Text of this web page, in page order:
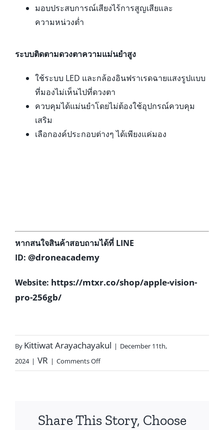
มอบประสบการณ์เสียงไร้การสูญเสียและ
ความหน่วงต่ำ
ระบบติดตามดวงตาความแม่นยำสูง
ใช้ระบบ LED และกล้องอินฟราเรดฉายแสงรูปแบบ
ที่มองไม่เห็นไปที่ดวงตา
ควบคุมได้แม่นยำโดยไม่ต้องใช้อุปกรณ์ควบคุม
เสริม
เลือกองค์ประกอบต่างๆ ได้เพียงแค่มอง
หากสนใจสินค้าสอบถามได้ที่ LINE
ID: @droneacademy
Website: https://mtxr.co/shop/apple-vision-
pro-256gb/
By Kittiwat Arayachayakul | December 11th,
2024 | VR | Comments Off
Share This Story, Choose